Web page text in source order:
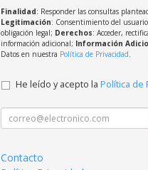
Finalidad: Responder las consultas
Legitimación: Consentimiento del
obligación legal; Derechos: Acceder,
información adicional; Información
Datos en nuestra Política de Privacidad.
He leído y acepto la Política de
Contacto